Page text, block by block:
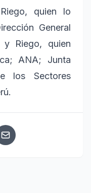
quien lo
General
y Riego, quien
ANA; Junta
los Sectores